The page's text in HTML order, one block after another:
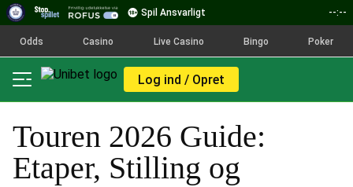
Spil Ansvarligt --:--
Odds Casino Live Casino Bingo Poker
Log ind / Opret
Touren 2026 Guide:
Etaper, Stilling og